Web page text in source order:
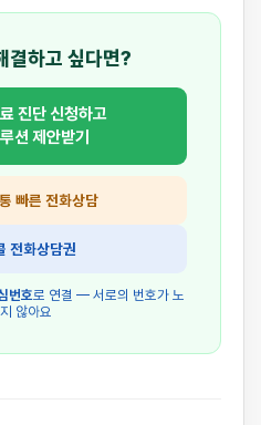
결하고 싶다면?
진단 신청하고
션 제안받기
빠른 전화상담
전화상담권
번호로 연결 — 서로의 번호가 노
않아요